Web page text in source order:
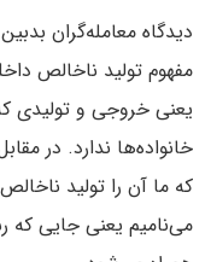
دیدگاه معامله‌گران
یعنی خروجی و تولیدی
خانواده‌ها ندارد. در
می‌نامیم یعنی جایی که